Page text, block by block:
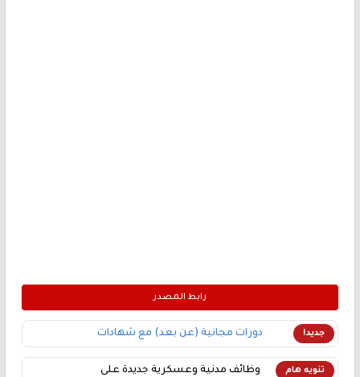
رابط المصدر
جديد! دورات مجانية (عن بعد) مع شهادات
تنويه هام
وظائف مدنية وعسكرية جديدة على